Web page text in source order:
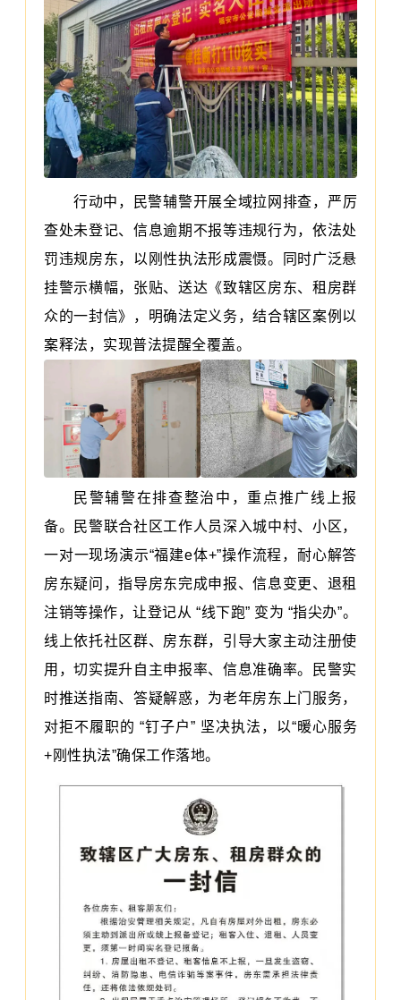
行动中，民警辅警开展全域拉网排查，严厉
查处未登记、信息逾期不报等违规行为，依法处
罚违规房东，以刚性执法形成震慑。同时广泛悬
挂警示横幅，张贴、送达《致辖区房东、租房群
众的一封信》，明确法定义务，结合辖区案例以
案释法，实现普法提醒全覆盖。
民警辅警在排查整治中，重点推广线上报
备。民警联合社区工作人员深入城中村、小区，
一对一现场演示“福建e体+”操作流程，耐心解答
房东疑问，指导房东完成申报、信息变更、退租
注销等操作，让登记从 “线下跑” 变为 “指尖办”。
线上依托社区群、房东群，引导大家主动注册使
用，切实提升自主申报率、信息准确率。民警实
时推送指南、答疑解惑，为老年房东上门服务，
对拒不履职的 “钉子户” 坚决执法，以“暖心服务
+刚性执法”确保工作落地。